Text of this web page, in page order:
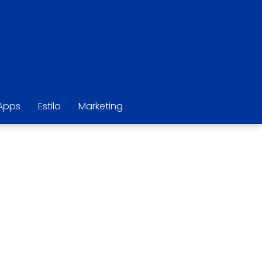
Estilo Marketing